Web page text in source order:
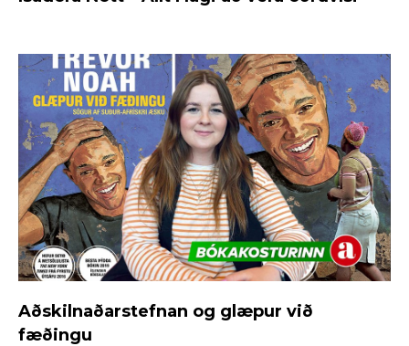
Aðskilnaðarstefnan og glæpur við
fæðingu